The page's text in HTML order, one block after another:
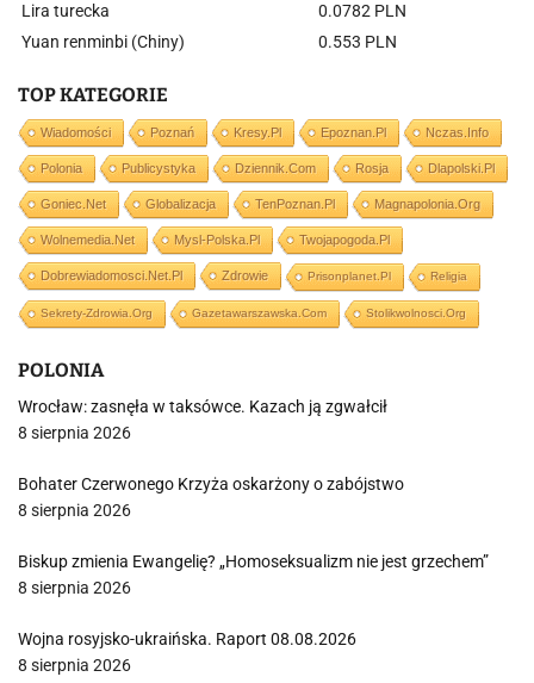
Lira turecka
0.0782 PLN
Yuan renminbi (Chiny)
0.553 PLN
TOP KATEGORIE
Wiadomości Poznań Kresy.pl Epoznan.pl Nczas.info
Polonia Publicystyka Dziennik.com Rosja Dlapolski.pl
Goniec.net Globalizacja TenPoznan.pl Magnapolonia.org
Wolnemedia.net Mysl-Polska.pl Twojapogoda.pl
Dobrewiadomosci.net.pl Zdrowie Prisonplanet.pl Religia
Sekrety-Zdrowia.org Gazetawarszawska.com Stolikwolnosci.org
POLONIA
Wrocław: zasnęła w taksówce. Kazach ją zgwałcił
8 sierpnia 2026
Bohater Czerwonego Krzyża oskarżony o zabójstwo
8 sierpnia 2026
Biskup zmienia Ewangelię? „Homoseksualizm nie jest grzechem”
8 sierpnia 2026
Wojna rosyjsko-ukraińska. Raport 08.08.2026
8 sierpnia 2026